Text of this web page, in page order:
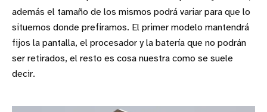
además el tamaño de los mismos podrá variar para que lo
situemos donde prefiramos. El primer modelo mantendrá
fijos la pantalla, el procesador y la batería que no podrán
ser retirados, el resto es cosa nuestra como se suele
decir.